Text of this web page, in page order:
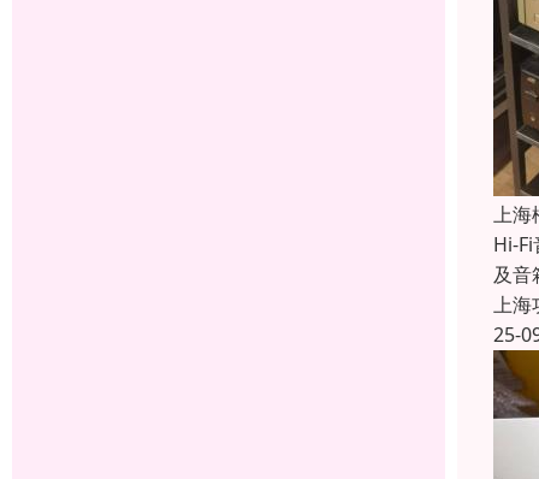
上海
Hi-
及音
上海
25-